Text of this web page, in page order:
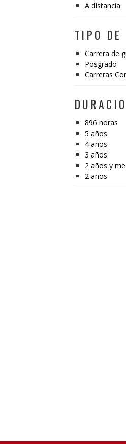
A distancia
TIPO DE
Carrera de
Posgrado
Carreras
896 horas
5 años
4 años
3 años
2 años y
2 años